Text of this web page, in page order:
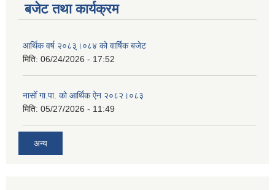
बजेट तथा कार्यक्रम
आर्थिक वर्ष २०८३्।०८४ को वार्षिक बजेट
मिति: 06/24/2026 - 17:52
नासोँ गा.पा. को आर्थिक ऐन २०८२।०८३
मिति: 05/27/2026 - 11:49
अन्य